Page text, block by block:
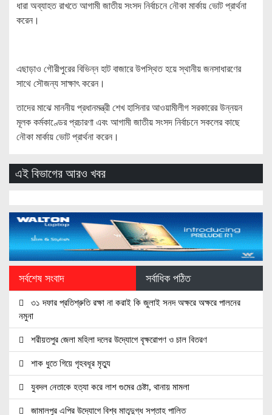
ধারা অব্যাহত রাখতে আগামী জাতীয় সংসদ নির্বাচনে নৌকা মার্কায় ভোট প্রার্থনা
করেন।
এছাড়াও গৌরীপুরের বিভিন্ন হাট বাজারে উপস্থিত হয়ে স্থানীয় জনসাধারণের
সাথে সৌজন্য সাক্ষাৎ করেন।
তাদের মাঝে মাননীয় প্রধানমন্ত্রী শেখ হাসিনার আওয়ামীলীগ সরকারের উন্নয়ন
মূলক কর্মকাণ্ডের প্রচারণা এবং আগামী জাতীয় সংসদ নির্বাচনে সকলের কাছে
নৌকা মার্কায় ভোট প্রার্থনা করেন।
এই বিভাগের আরও খবর
সর্বশেষ সংবাদ সর্বাধিক পঠিত
৩১ দফার প্রতিশ্রুতি রক্ষা না করাই কি জুলাই সনদ অক্ষরে অক্ষরে পালনের
নমুনা
শরীয়তপুর জেলা মহিলা দলের উদ্যোগে বৃক্ষরোপণ ও চাল বিতরণ
শাক ধুতে গিয়ে গৃহবধূর মৃত্যু
যুবদল নেতাকে হত্যা করে লাশ গুমের চেষ্টা, থানায় মামলা
জামালপুর এপির উদ্যোগে বিশ্ব মাতৃদুগ্ধ সপ্তাহ পালিত